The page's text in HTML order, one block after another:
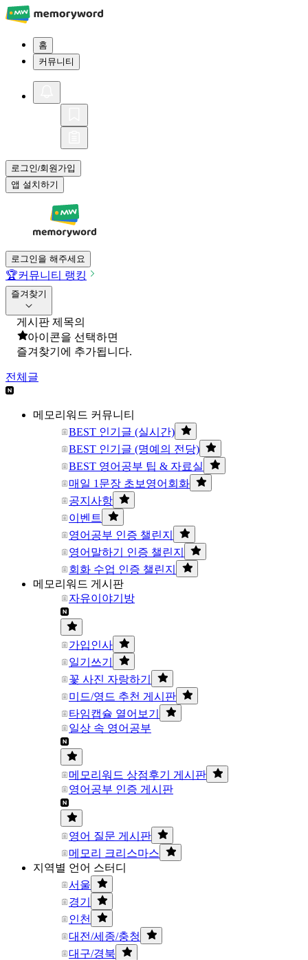
홈
커뮤니티
로그인/회원가입
앱 설치하기
로그인을 해주세요
🏆커뮤니티 랭킹
즐겨찾기
게시판 제목의
아이콘을 선택하면
즐겨찾기에 추가됩니다.
전체글
메모리워드 커뮤니티
BEST 인기글 (실시간)
BEST 인기글 (명예의 전당)
BEST 영어공부 팁 & 자료실
매일 1문장 초보영어회화
공지사항
이벤트
영어공부 인증 챌린지
영어말하기 인증 챌린지
회화 수업 인증 챌린지
메모리워드 게시판
자유이야기방
가입인사
일기쓰기
꽃 사진 자랑하기
미드/영드 추천 게시판
타임캡슐 열어보기
일상 속 영어공부
메모리워드 상점후기 게시판
영어공부 인증 게시판
영어 질문 게시판
메모리 크리스마스
지역별 언어 스터디
서울
경기
인천
대전/세종/충청
대구/경북